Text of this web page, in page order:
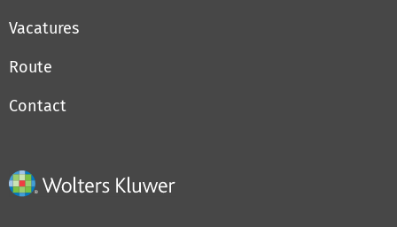
Vacatures
Route
Contact